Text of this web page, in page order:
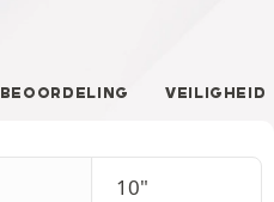
BEOORDELING VEILIGHEID
10"